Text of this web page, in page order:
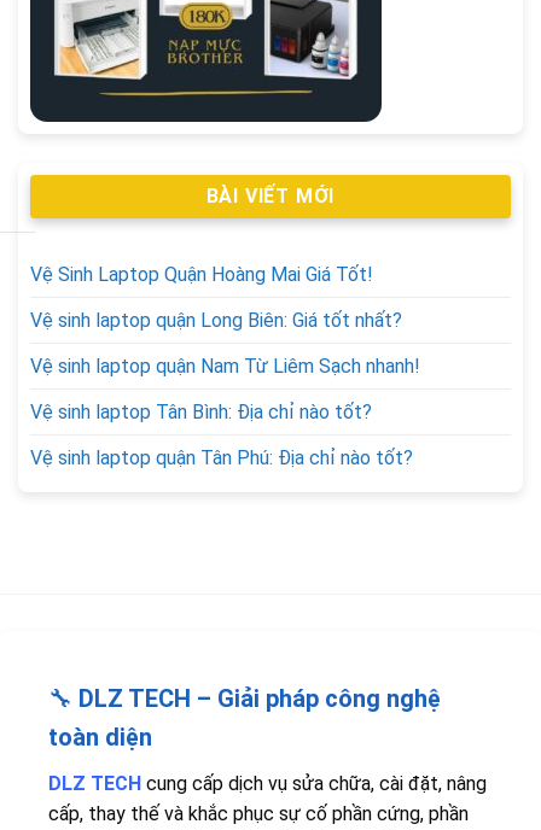
BÀI VIẾT MỚI
Vệ Sinh Laptop Quận Hoàng Mai Giá Tốt!
Vệ sinh laptop quận Long Biên: Giá tốt nhất?
Vệ sinh laptop quận Nam Từ Liêm Sạch nhanh!
Vệ sinh laptop Tân Bình: Địa chỉ nào tốt?
Vệ sinh laptop quận Tân Phú: Địa chỉ nào tốt?
🔧 DLZ TECH – Giải pháp công nghệ
toàn diện
DLZ TECH cung cấp dịch vụ sửa chữa, cài đặt, nâng
cấp, thay thế và khắc phục sự cố phần cứng, phần